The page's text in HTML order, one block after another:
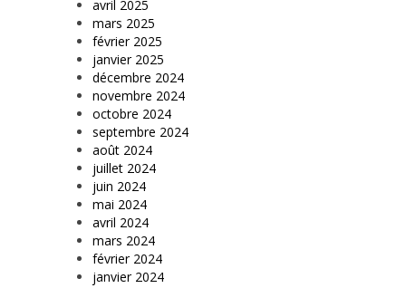
avril 2025
mars 2025
février 2025
janvier 2025
décembre 2024
novembre 2024
octobre 2024
septembre 2024
août 2024
juillet 2024
juin 2024
mai 2024
avril 2024
mars 2024
février 2024
janvier 2024